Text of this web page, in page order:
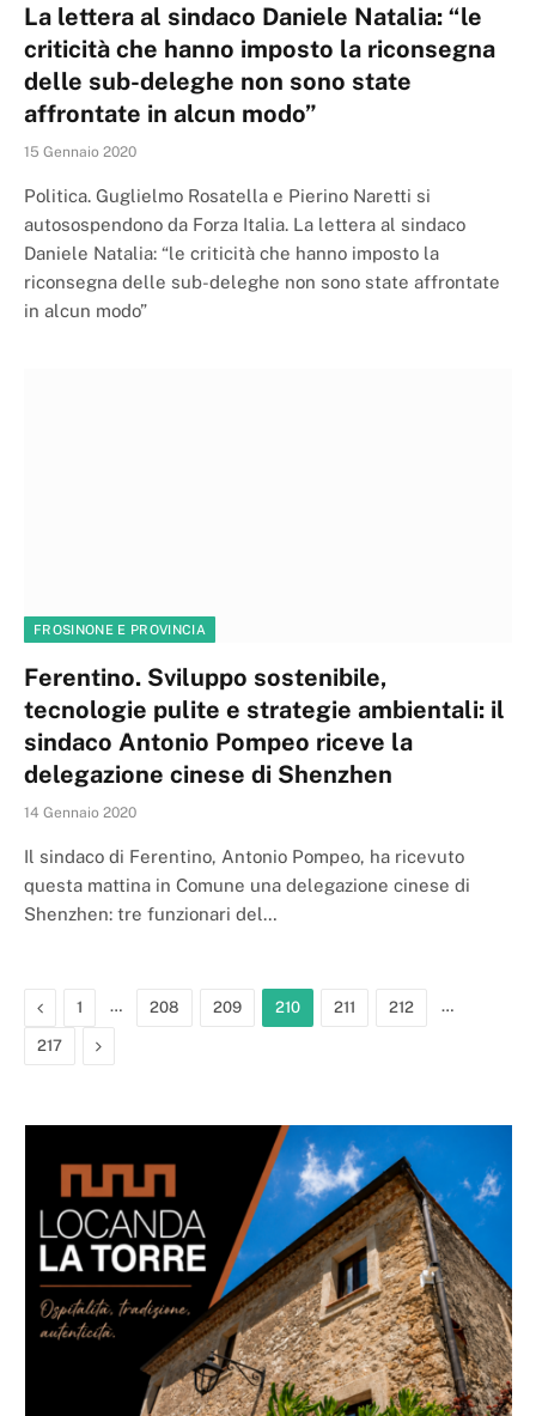
La lettera al sindaco Daniele Natalia: “le
criticità che hanno imposto la riconsegna
delle sub-deleghe non sono state
affrontate in alcun modo”
15 Gennaio 2020
Politica. Guglielmo Rosatella e Pierino Naretti si
autosospendono da Forza Italia. La lettera al sindaco
Daniele Natalia: “le criticità che hanno imposto la
riconsegna delle sub-deleghe non sono state affrontate
in alcun modo”
FROSINONE E PROVINCIA
Ferentino. Sviluppo sostenibile,
tecnologie pulite e strategie ambientali: il
sindaco Antonio Pompeo riceve la
delegazione cinese di Shenzhen
14 Gennaio 2020
Il sindaco di Ferentino, Antonio Pompeo, ha ricevuto
questa mattina in Comune una delegazione cinese di
Shenzhen: tre funzionari del…
Previous
1 … 208 209 210 211 212 …
217 Next